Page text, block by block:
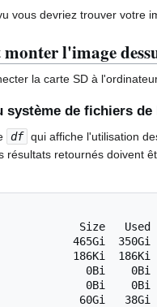
vous devriez trouver votre
l'image
la carte SD à
de fichiers de
df qui affiche l'utilisation
résultats retournés doivent
Size Used
465Gi 350Gi
186Ki 186Ki
0Bi 0Bi
0Bi 0Bi
60Gi 38Gi